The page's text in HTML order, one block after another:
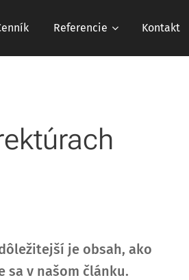
Referencie Kontakt
je obsah, ako
sa v našom článku.